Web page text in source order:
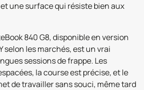
une surface qui résiste bien aux
840 G8, disponible en version
selon les marchés, est un vrai
sessions de frappe. Les
la course est précise, et le
de travailler sans souci, même tard